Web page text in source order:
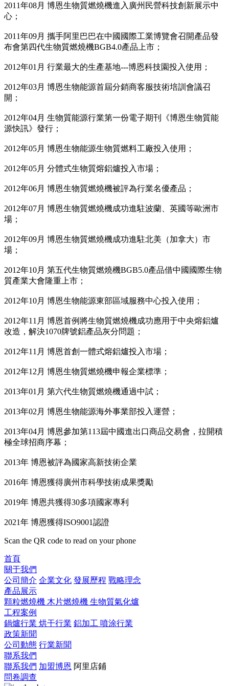
2011年08月 博恩生物質燃燒機進入廣州民營科技創新展示中
心；
2011年09月 攜手阿里巴巴在中國國際工業博覽會召開產品發
布會第四代生物質燃燒機BGB4.0產品上市；
2012年01月 行業最大的生產基地---博恩科技園投入使用；
2012年03月 博恩生物能源首屆分銷商客服技術培訓會議召
開；
2012年04月 生物質能源行業第一份電子期刊《博恩生物質能
源快訊》發行；
2012年05月 博恩生物能源生物質燃料工廠投入使用；
2012年05月 分體式生物質熔鋁爐投入市場；
2012年06月 博恩生物質燃燒機被評為行業名優產品；
2012年07月 博恩生物質燃燒機成功進駐波蘭、英國等歐洲市
場；
2012年09月 博恩生物質燃燒機成功進駐北美（加拿大）市
場；
2012年10月 第五代生物質燃燒機BGB5.0產品借中國國際生物
質產業大會隆重上市；
2012年10月 博恩生物能源東部區域服務中心投入使用；
2012年11月 博恩首例將生物質燃燒機成功應用于中央熔鋁爐
改造，解決1070牌號鋁產品灰分問題；
2012年11月 博恩首創一體式熔鋁爐投入市場；
2012年12月 博恩生物質燃燒機申報企業標準；
2013年01月 第六代生物質燃燒機通過中試；
2013年02月 博恩生物能源海外事業部投入運營；
2013年04月 博恩參加第113屆中國進出口商品交易會，拉開積
極全球招商序幕；
2013年 博恩被評為國家高新技術企業
2016年 博恩獲得廣州市科學技術成果獎勵
2019年 博恩共獲得30多項國家專利
2021年 博恩獲得ISO9001認證
Scan the QR code to read on your phone
首頁
關于我們
公司簡介 企業文化 發展歷程 戰略理念
產品展示
顆粒燃燒機 木片燃燒機 生物質氣化爐
工程案例
鍋爐行業 烘干行業 鋁加工 噴涂行業
政策新聞
公司動態 行業新聞
聯系我們
聯系我們 加盟博恩 阿里店鋪
問卷調查